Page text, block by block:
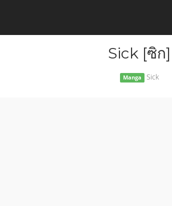
Sick [ซิก]
Manga Sick